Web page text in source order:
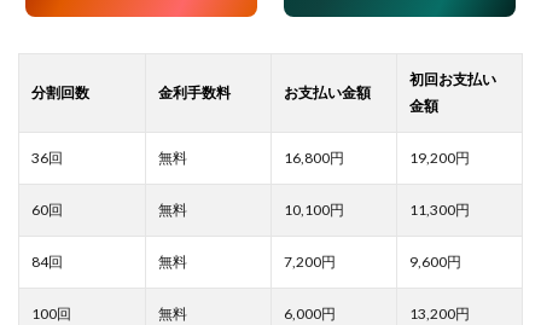
16,800 19,200
10,100 11,300
7,200 9,600
6,000 13,200